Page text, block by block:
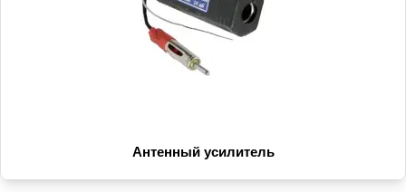
Антенный усилитель